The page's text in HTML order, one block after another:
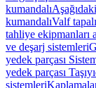
kumandalı
kumandalıValf tapalı
tahliye ekipmanları
ve deşarj sistemleri
yedek parçası
yedek parçası
sistemleri